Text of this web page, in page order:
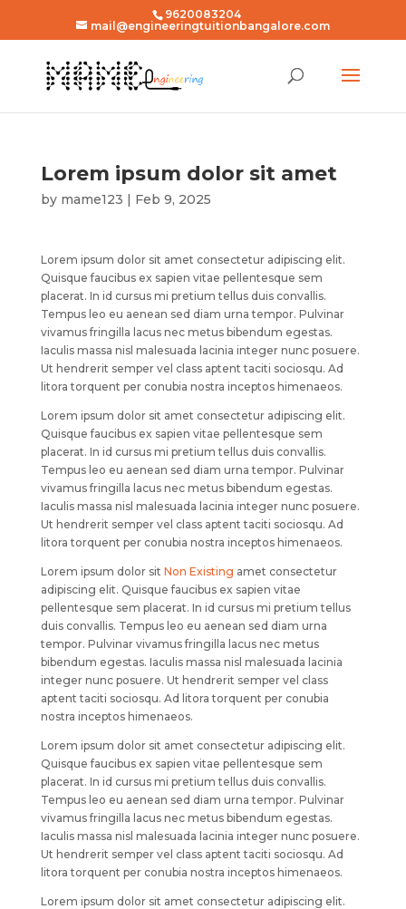
9620083204
mail@engineeringtuitionbangalore.com
Lorem ipsum dolor sit amet
by mame123 | Feb 9, 2025
Lorem ipsum dolor sit amet consectetur adipiscing elit.
Quisque faucibus ex sapien vitae pellentesque sem
placerat. In id cursus mi pretium tellus duis convallis.
Tempus leo eu aenean sed diam urna tempor. Pulvinar
vivamus fringilla lacus nec metus bibendum egestas.
Iaculis massa nisl malesuada lacinia integer nunc posuere.
Ut hendrerit semper vel class aptent taciti sociosqu. Ad
litora torquent per conubia nostra inceptos himenaeos.
Lorem ipsum dolor sit amet consectetur adipiscing elit.
Quisque faucibus ex sapien vitae pellentesque sem
placerat. In id cursus mi pretium tellus duis convallis.
Tempus leo eu aenean sed diam urna tempor. Pulvinar
vivamus fringilla lacus nec metus bibendum egestas.
Iaculis massa nisl malesuada lacinia integer nunc posuere.
Ut hendrerit semper vel class aptent taciti sociosqu. Ad
litora torquent per conubia nostra inceptos himenaeos.
Lorem ipsum dolor sit Non Existing amet consectetur
adipiscing elit. Quisque faucibus ex sapien vitae
pellentesque sem placerat. In id cursus mi pretium tellus
duis convallis. Tempus leo eu aenean sed diam urna
tempor. Pulvinar vivamus fringilla lacus nec metus
bibendum egestas. Iaculis massa nisl malesuada lacinia
integer nunc posuere. Ut hendrerit semper vel class
aptent taciti sociosqu. Ad litora torquent per conubia
nostra inceptos himenaeos.
Lorem ipsum dolor sit amet consectetur adipiscing elit.
Quisque faucibus ex sapien vitae pellentesque sem
placerat. In id cursus mi pretium tellus duis convallis.
Tempus leo eu aenean sed diam urna tempor. Pulvinar
vivamus fringilla lacus nec metus bibendum egestas.
Iaculis massa nisl malesuada lacinia integer nunc posuere.
Ut hendrerit semper vel class aptent taciti sociosqu. Ad
litora torquent per conubia nostra inceptos himenaeos.
Lorem ipsum dolor sit amet consectetur adipiscing elit.